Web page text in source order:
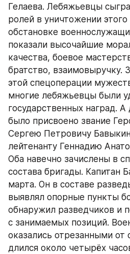
Гелаева. Лебяжьевцы
ролей в уничтожении
обстановке
показали высочайшие
качества, боевое
братство, взаимовыручку.
этой спецоперации
многие лебяжьевцы были
государственных наград.
было присвоено звание
Сергею Петровичу
лейтенанту Геннадию
Оба навечно зачислены в
состава бригады. Капитан
марта. Он в составе
выявлял опорные пункты
обнаружил разведчиков и
с занимаемых позиций.
оказались отрезанными от
длился около четырёх